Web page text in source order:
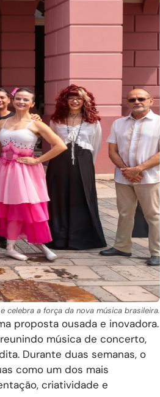
celebra a força da nova música brasileira.
proposta ousada e inovadora.
música de concerto,
Durante duas semanas, o
como um dos mais
criatividade e